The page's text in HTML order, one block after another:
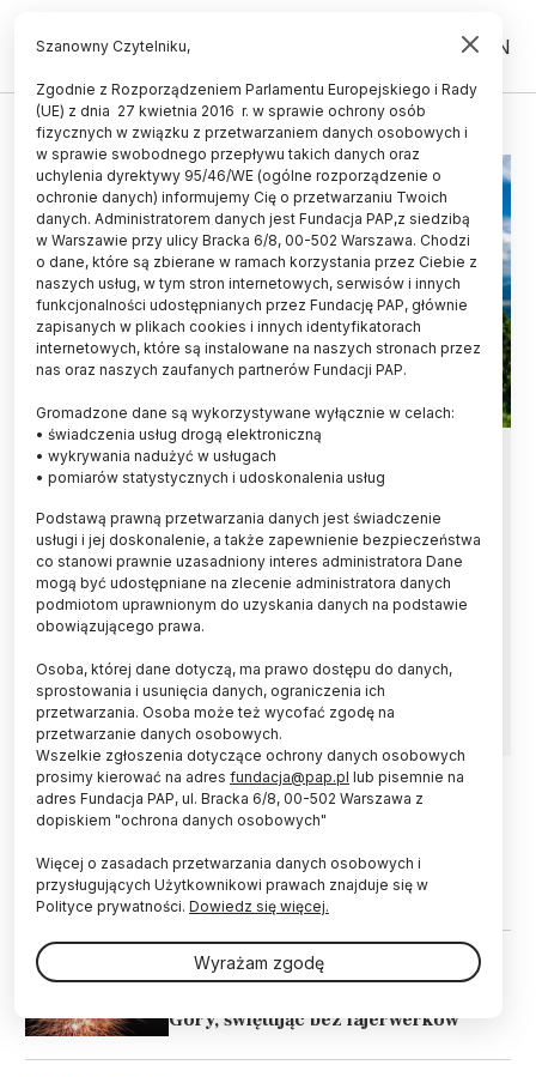
PL EN
BABIA GÓRA
Beskidy/ Dwa nowe gatunki roślin
odkrył naukowiec na Babiej Górze
W efekcie kilkuletnich badań florystycznych na
Babiej Górze prof. Zbigniew Szeląg opisał dwa
nowe dla nauki gatunki jastrzębców – podał
Babiogórski Park Narodowy. Występują one
tylko na Babiej Górze. Otrzymały łacińskie
nazwy: Hieracium besseri i Hieracium
babiogorense.
ZIEMIA 30.04.2019
akcja przyrodników z Parku
Narodowego
CZŁOWIEK 30.12.2018
Góry, świętując bez fajerwerków
Szanowny Czytelniku,
Zgodnie z Rozporządzeniem Parlamentu Europejskiego i Rady
(UE) z dnia 27 kwietnia 2016 r. w sprawie ochrony osób
fizycznych w związku z przetwarzaniem danych osobowych i
w sprawie swobodnego przepływu takich danych oraz
uchylenia dyrektywy 95/46/WE (ogólne rozporządzenie o
ochronie danych) informujemy Cię o przetwarzaniu Twoich
danych. Administratorem danych jest Fundacja PAP,z siedzibą
w Warszawie przy ulicy Bracka 6/8, 00-502 Warszawa. Chodzi
o dane, które są zbierane w ramach korzystania przez Ciebie z
naszych usług, w tym stron internetowych, serwisów i innych
funkcjonalności udostępnianych przez Fundację PAP, głównie
zapisanych w plikach cookies i innych identyfikatorach
internetowych, które są instalowane na naszych stronach przez
nas oraz naszych zaufanych partnerów Fundacji PAP.
Gromadzone dane są wykorzystywane wyłącznie w celach:
• świadczenia usług drogą elektroniczną
• wykrywania nadużyć w usługach
• pomiarów statystycznych i udoskonalenia usług
Podstawą prawną przetwarzania danych jest świadczenie
usługi i jej doskonalenie, a także zapewnienie bezpieczeństwa
co stanowi prawnie uzasadniony interes administratora Dane
mogą być udostępniane na zlecenie administratora danych
podmiotom uprawnionym do uzyskania danych na podstawie
obowiązującego prawa.
Osoba, której dane dotyczą, ma prawo dostępu do danych,
sprostowania i usunięcia danych, ograniczenia ich
przetwarzania. Osoba może też wycofać zgodę na
przetwarzanie danych osobowych.
Wszelkie zgłoszenia dotyczące ochrony danych osobowych
prosimy kierować na adres fundacja@pap.pl lub pisemnie na
adres Fundacja PAP, ul. Bracka 6/8, 00-502 Warszawa z
dopiskiem "ochrona danych osobowych"
Więcej o zasadach przetwarzania danych osobowych i
przysługujących Użytkownikowi prawach znajduje się w
Polityce prywatności. Dowiedz się więcej.
Wyrażam zgodę